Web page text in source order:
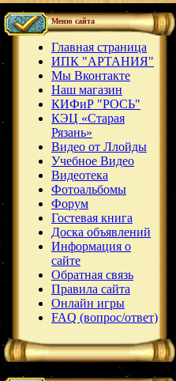
Меню сайта
Главная страница
ИПК "АРТАНИЯ"
Мы Вконтакте
Наш магазин
КИФиР "РОСЬ"
КЭЦ «Старая
Рязань»
Видео от Ллойды
Учебное Видео
Видеотека
Фотоальбомы
Форум
Гостевая книга
Доска объявлений
Информация о
сайте
Обратная связь
Правила сайта
Онлайн игры
FAQ (вопрос/ответ)